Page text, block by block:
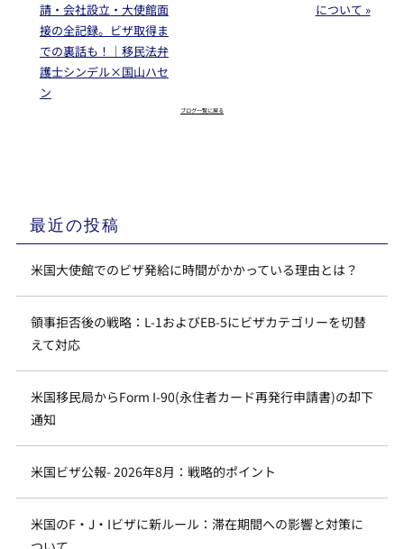
請・会社設立・大使館面
接の全記録。ビザ取得ま
での裏話も！｜移民法弁
護士シンデル×国山ハセ
ン
について »
ブログ一覧に戻る
最近の投稿
米国大使館でのビザ発給に時間がかかっている理由とは？
領事拒否後の戦略：L-1およびEB-5にビザカテゴリーを切替
えて対応
米国移民局からForm I-90(永住者カード再発行申請書)の却下
通知
米国ビザ公報- 2026年8月：戦略的ポイント
米国のF・J・Iビザに新ルール：滞在期間への影響と対策に